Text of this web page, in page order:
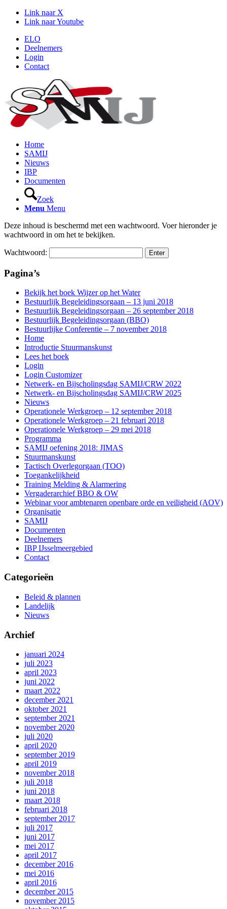
Link naar X
Link naar Youtube
ELO
Deelnemers
Login
Contact
Home
SAMIJ
Nieuws
IBP
Documenten
Zoek
Menu Menu
Deze inhoud is beschermd met een wachtwoord. Voer hieronder je
wachtwoord in om het te bekijken.
Wachtwoord:
Pagina’s
Bekijk het boek Wijzer op het Water
Bestuurlijk Begeleidingsorgaan – 13 juni 2018
Bestuurlijk Begeleidingsorgaan – 26 september 2018
Bestuurlijk Begeleidingsorgaan (BBO)
Bestuurlijke Conferentie – 7 november 2018
Home
Introductie Stuurmanskunst
Lees het boek
Login
Login Customizer
Netwerk- en Bijscholingsdag SAMIJ/CRW 2022
Netwerk- en Bijscholingsdag SAMIJ/CRW 2025
Nieuws
Operationele Werkgroep – 12 september 2018
Operationele Werkgroep – 21 februari 2018
Operationele Werkgroep – 29 mei 2018
Programma
SAMIJ oefening 2018: JIMAS
Stuurmanskunst
Tactisch Overlegorgaan (TOO)
Toegankelijkheid
Training Melding & Alarmering
Vergaderarchief BBO & OW
Webinar voor ambtenaren openbare orde en veiligheid (AOV)
Organisatie
SAMIJ
Documenten
Deelnemers
IBP IJsselmeergebied
Contact
Categorieën
Beleid & plannen
Landelijk
Nieuws
Archief
januari 2024
juli 2023
april 2023
juni 2022
maart 2022
december 2021
oktober 2021
september 2021
november 2020
juli 2020
april 2020
september 2019
april 2019
november 2018
juli 2018
juni 2018
maart 2018
februari 2018
september 2017
juli 2017
juni 2017
mei 2017
april 2017
december 2016
mei 2016
april 2016
december 2015
november 2015